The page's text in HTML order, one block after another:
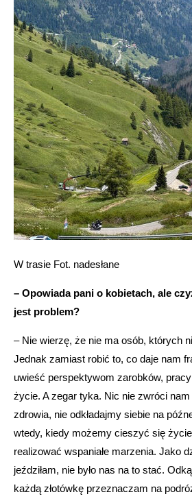
W trasie Fot. nadesłane
– Opowiada pani o kobietach, ale
jest problem?
– Nie wierzę, że nie ma osób, których
Jednak zamiast robić to, co daje nam
uwieść perspektywom zarobków, pracy
życie. A zegar tyka. Nic nie zwróci
zdrowia, nie odkładajmy siebie na
wtedy, kiedy możemy cieszyć się
realizować wspaniałe marzenia. Jako
jeździłam, nie było nas na to stać.
każdą złotówkę przeznaczam na